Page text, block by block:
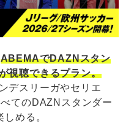
ABEMAでDAZNスタン
視聴できるプラン。
デスリーガやセリエ
てのDAZNスタンダー
める。